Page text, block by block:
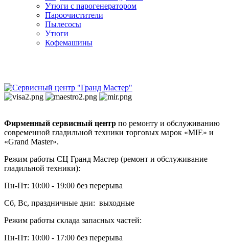
Утюги с парогенератором
Пароочистители
Пылесосы
Утюги
Кофемашины
Фирменный сервисный центр по ремонту и обслуживанию
современной гладильной техники торговых марок «MIE» и
«Grand Master».
Режим работы СЦ Гранд Мастер (ремонт и обслуживание
гладильной техники):
Пн-Пт: 10:00 - 19:00 без перерыва
Сб, Вс, праздничные дни: выходные
Режим работы склада запасных частей:
Пн-Пт: 10:00 - 17:00 без перерыва